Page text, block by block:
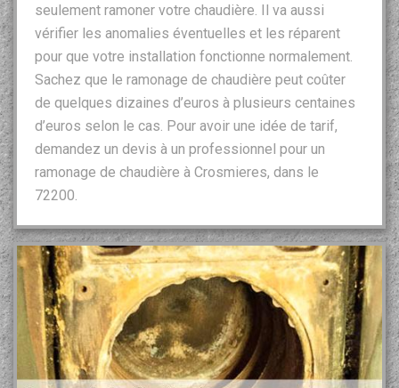
seulement ramoner votre chaudière. Il va aussi
vérifier les anomalies éventuelles et les réparent
pour que votre installation fonctionne normalement.
Sachez que le ramonage de chaudière peut coûter
de quelques dizaines d’euros à plusieurs centaines
d’euros selon le cas. Pour avoir une idée de tarif,
demandez un devis à un professionnel pour un
ramonage de chaudière à Crosmieres, dans le
72200.